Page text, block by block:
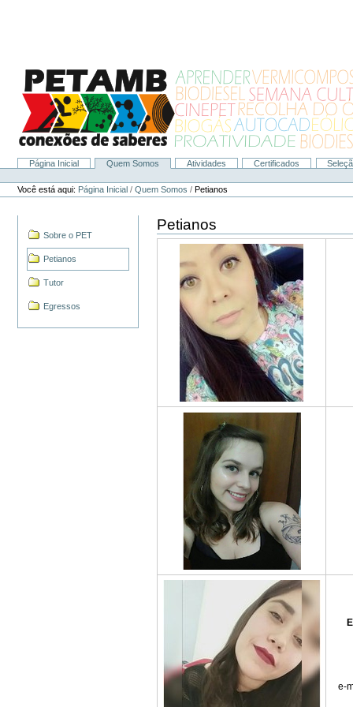
navegação
NavegaçãoPágina Inicial Quem Somos Atividades Certificados
Ferramentas
Pessoais
Você está aqui: Página Inicial /Quem Somos /Petianos
Sobre o PET
Petianos
Tutor
Egressos
Petianos
e-